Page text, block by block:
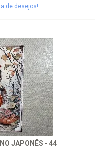
de desejos!
JAPONÊS - 44